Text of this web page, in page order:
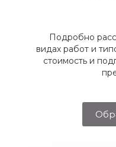
Подробно
видах работ и
стоимость и